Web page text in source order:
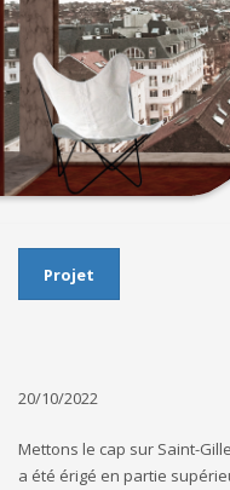
Projet
20/10/2022
Mettons le cap sur Saint-
a été érigé en partie